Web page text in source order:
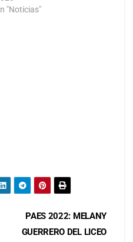
"Noticias"
PAES 2022: MELANY
GUERRERO DEL LICEO